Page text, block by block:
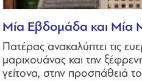
Μία Εβδομάδα και Μία
Πατέρας ανακαλύπτει τις
μαριχουάνας και την
γείτονα, στην προσπάθειά